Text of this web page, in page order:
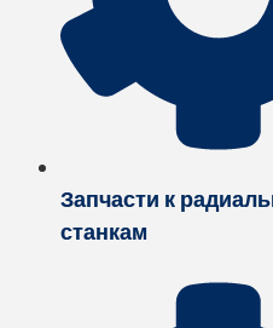
Запчасти к
станкам